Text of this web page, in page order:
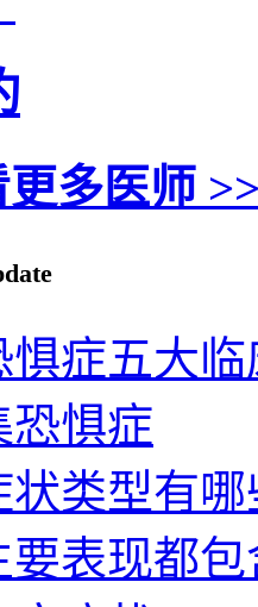
多医师
惧症五大
恐惧症
状类型有哪
要表现都